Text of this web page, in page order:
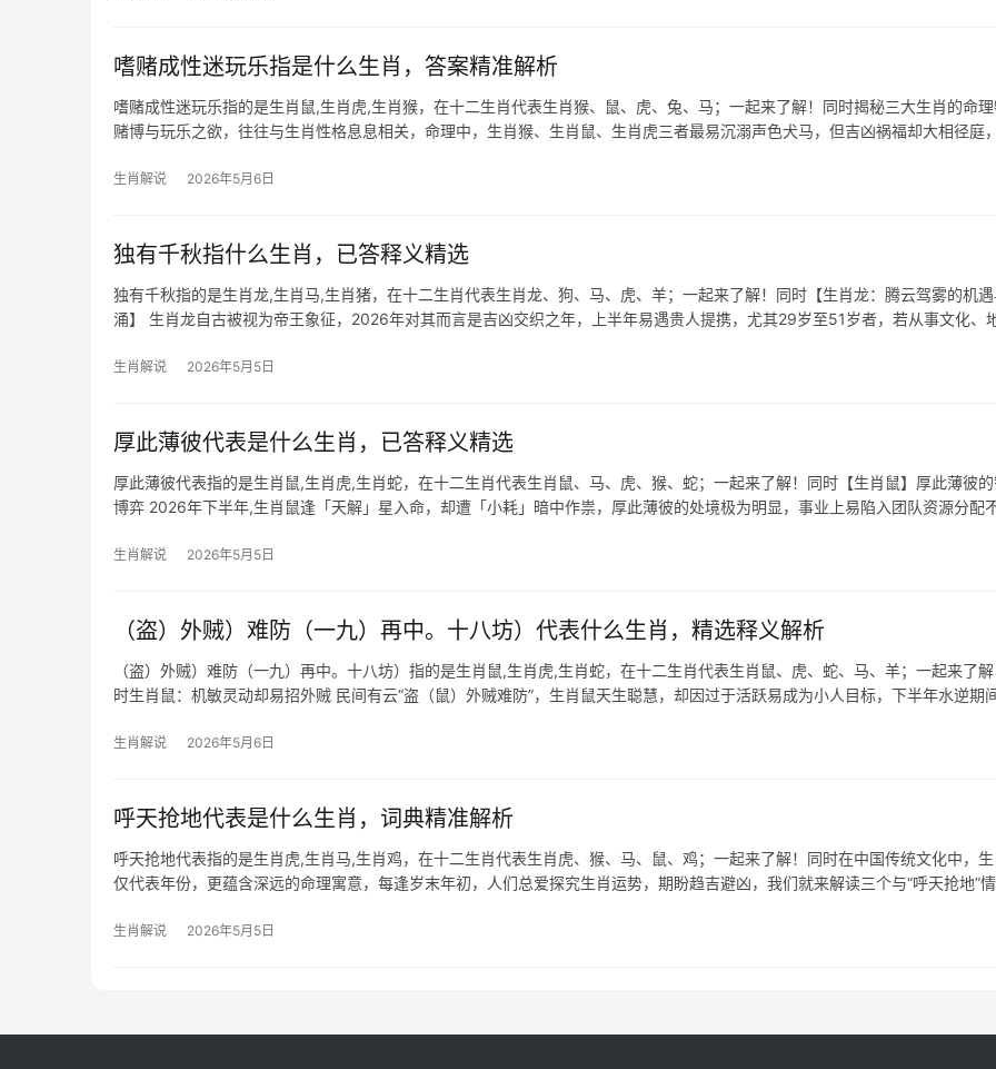
嗜赌成性迷玩乐指是什么生肖，答案精准解析
嗜赌成性迷玩乐指的是生肖鼠,生肖虎,生肖猴，在十二生肖代表生肖猴、鼠、虎、兔、马；一起来了解！同时揭秘三大生肖的命
赌博与玩乐之欲，往往与生肖性格息息相关，命理中，生肖猴、生肖鼠、生肖虎三者最易沉溺声色犬马，但吉凶祸福却大相径庭
生肖解说 2026年5月6日
独有千秋指什么生肖，已答释义精选
独有千秋指的是生肖龙,生肖马,生肖猪，在十二生肖代表生肖龙、狗、马、虎、羊；一起来了解！同时【生肖龙：腾云驾雾的机
涌】 生肖龙自古被视为帝王象征，2026年对其而言是吉凶交织之年，上半年易遇贵人提携，尤其29岁至51岁者，若从事文化、
生肖解说 2026年5月5日
厚此薄彼代表是什么生肖，已答释义精选
厚此薄彼代表指的是生肖鼠,生肖虎,生肖蛇，在十二生肖代表生肖鼠、马、虎、猴、蛇；一起来了解！同时【生肖鼠】厚此薄彼
博弈 2026年下半年,生肖鼠逢「天解」星入命，却遭「小耗」暗中作祟，厚此薄彼的处境极为明显，事业上易陷入团队资源分配
生肖解说 2026年5月5日
（盗）外贼）难防（一九）再中。十八坊）代表什么生肖，精选释义解析
（盗）外贼）难防（一九）再中。十八坊）指的是生肖鼠,生肖虎,生肖蛇，在十二生肖代表生肖鼠、虎、蛇、马、羊；一起来了
时生肖鼠：机敏灵动却易招外贼 民间有云“盗（鼠）外贼难防”，生肖鼠天生聪慧，却因过于活跃易成为小人目标，下半年水逆期
生肖解说 2026年5月6日
呼天抢地代表是什么生肖，词典精准解析
呼天抢地代表指的是生肖虎,生肖马,生肖鸡，在十二生肖代表生肖虎、猴、马、鼠、鸡；一起来了解！同时在中国传统文化中，
仅代表年份，更蕴含深远的命理寓意，每逢岁末年初，人们总爱探究生肖运势，期盼趋吉避凶，我们就来解读三个与“呼天抢地”
生肖解说 2026年5月5日